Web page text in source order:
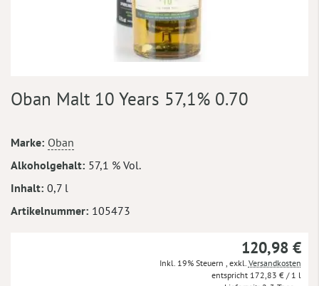
Anfang
springen
Oban Malt 10 Years 57,1% 0.70
Mehr
Informationen
Marke Oban
Alkoholgehalt 57,1 % Vol.
Inhalt 0,7 l
Artikelnummer 105473
120,98 €
Inkl. 19% Steuern exkl. Versandkosten
172,83 € / 1 l